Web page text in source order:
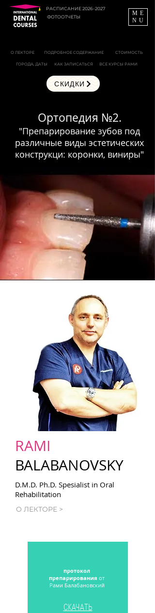
РАСПИСАНИЕ 2026-2027
ФОТООТЧЕТЫ
ME
NU
О ЛЕКТОРЕ ПОДРОБНОЕ СОДЕРЖАНИЕ СТОИМОСТЬ
ГОРОДА, ДАТЫ КАК ЗАПИСАТЬСЯ ВСЕ КУРСЫ РАМИ
СКИДКИ
Ортопедия №2.
"Препарирование зубов под
различные виды эстетических
конструкци: коронки, виниры"
RAMI
BALABANOVSKY
D.M.D. Ph.D. Spеsialist in Oral
Rеhabilitation
О ЛЕКТОРЕ >
СКАЧАТЬ
протокол
препарирования от
Рами Балабановский